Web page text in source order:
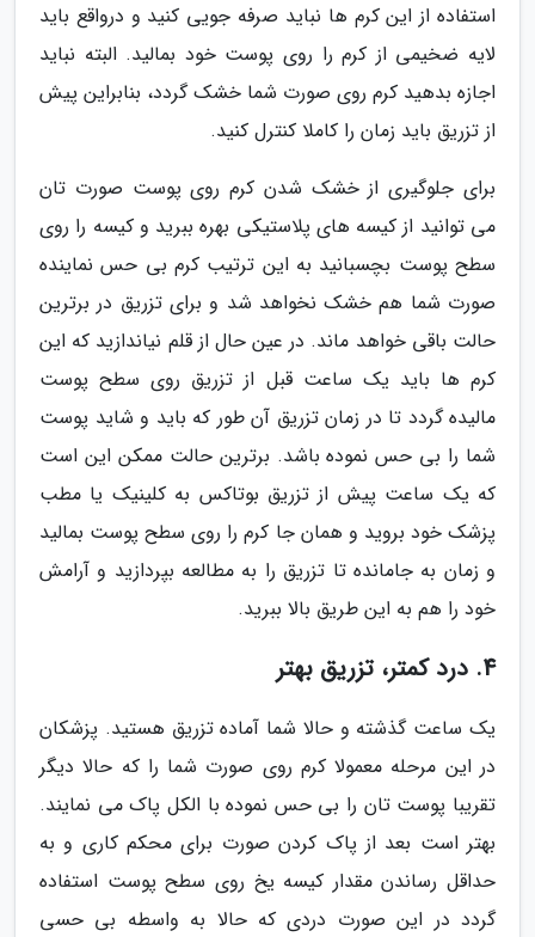
استفاده از این کرم ها نباید صرفه جویی کنید و درواقع باید
لایه ضخیمی از کرم را روی پوست خود بمالید. البته نباید
اجازه بدهید کرم روی صورت شما خشک گردد، بنابراین پیش
از تزریق باید زمان را کاملا کنترل کنید.
برای جلوگیری از خشک شدن کرم روی پوست صورت تان
می توانید از کیسه های پلاستیکی بهره ببرید و کیسه را روی
سطح پوست بچسبانید به این ترتیب کرم بی حس نماینده
صورت شما هم خشک نخواهد شد و برای تزریق در برترین
حالت باقی خواهد ماند. در عین حال از قلم نیاندازید که این
کرم ها باید یک ساعت قبل از تزریق روی سطح پوست
مالیده گردد تا در زمان تزریق آن طور که باید و شاید پوست
شما را بی حس نموده باشد. برترین حالت ممکن این است
که یک ساعت پیش از تزریق بوتاکس به کلینیک یا مطب
پزشک خود بروید و همان جا کرم را روی سطح پوست بمالید
و زمان به جامانده تا تزریق را به مطالعه بپردازید و آرامش
خود را هم به این طریق بالا ببرید.
4. درد کمتر، تزریق بهتر
یک ساعت گذشته و حالا شما آماده تزریق هستید. پزشکان
در این مرحله معمولا کرم روی صورت شما را که حالا دیگر
تقریبا پوست تان را بی حس نموده با الکل پاک می نمایند.
بهتر است بعد از پاک کردن صورت برای محکم کاری و به
حداقل رساندن مقدار کیسه یخ روی سطح پوست استفاده
گردد در این صورت دردی که حالا به واسطه بی حسی